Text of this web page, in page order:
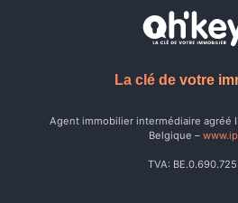
La clé de votre
Agent immobilier intermédiaire agréé
Belgique –
TVA: